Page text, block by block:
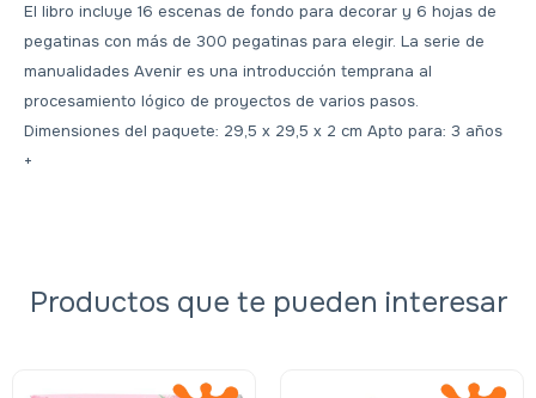
El libro incluye 16 escenas de fondo para decorar y 6 hojas de
pegatinas con más de 300 pegatinas para elegir. La serie de
manualidades Avenir es una introducción temprana al
procesamiento lógico de proyectos de varios pasos.
Dimensiones del paquete: 29,5 x 29,5 x 2 cm Apto para: 3 años
+
Productos que te pueden interesar